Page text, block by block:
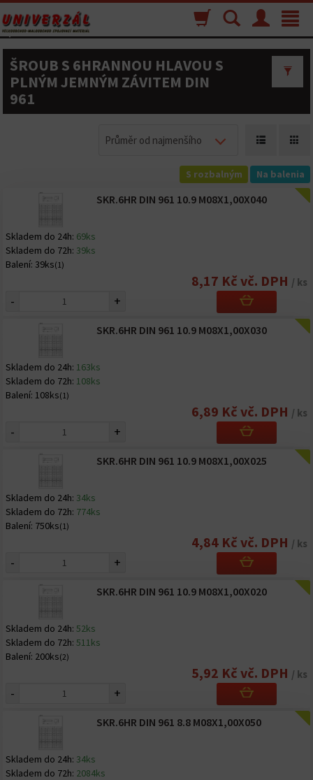
Toggle
Menu
Vyhľadávanie
Nákupný
košík
ŠROUB S 6HRANNOU HLAVOU S
PLNÝM JEMNÝM ZÁVITEM DIN
961
Průměr od najmenšího
S rozbalným Na balenia
SKR.6HR DIN 961 10.9 M08X1,00X040
Skladem do 24h: 69ks
Skladem do 72h: 39ks
Balení: 39ks(1)
8,17 Kč vč. DPH / ks
- +
SKR.6HR DIN 961 10.9 M08X1,00X030
Skladem do 24h: 163ks
Skladem do 72h: 108ks
Balení: 108ks(1)
6,89 Kč vč. DPH / ks
- +
SKR.6HR DIN 961 10.9 M08X1,00X025
Skladem do 24h: 34ks
Skladem do 72h: 774ks
Balení: 750ks(1)
4,84 Kč vč. DPH / ks
- +
SKR.6HR DIN 961 10.9 M08X1,00X020
Skladem do 24h: 52ks
Skladem do 72h: 511ks
Balení: 200ks(2)
5,92 Kč vč. DPH / ks
- +
SKR.6HR DIN 961 8.8 M08X1,00X050
Skladem do 24h: 34ks
Skladem do 72h: 2084ks